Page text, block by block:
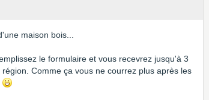
maison bois...
le formulaire et vous recevrez jusqu'à 3
Comme ça vous ne courrez plus après les